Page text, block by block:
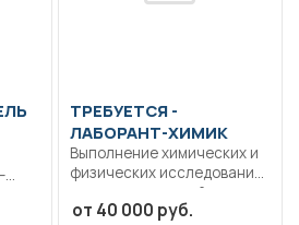
ТРЕБУЕТСЯ -
ЛАБОРАНТ-ХИМИК
Выполнение химических и
физических исследований
состава питьеворй,
природной и...
от 40 000 руб.